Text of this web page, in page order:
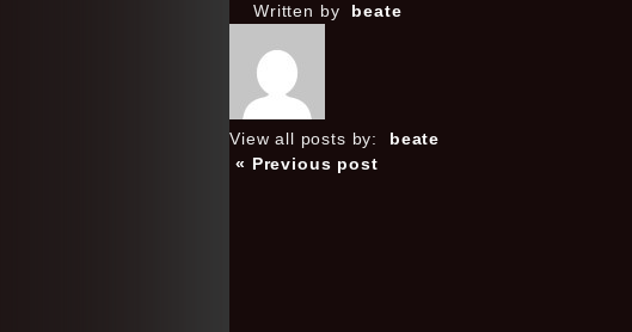
Written by
beate
View all posts by:
beate
« Previous post